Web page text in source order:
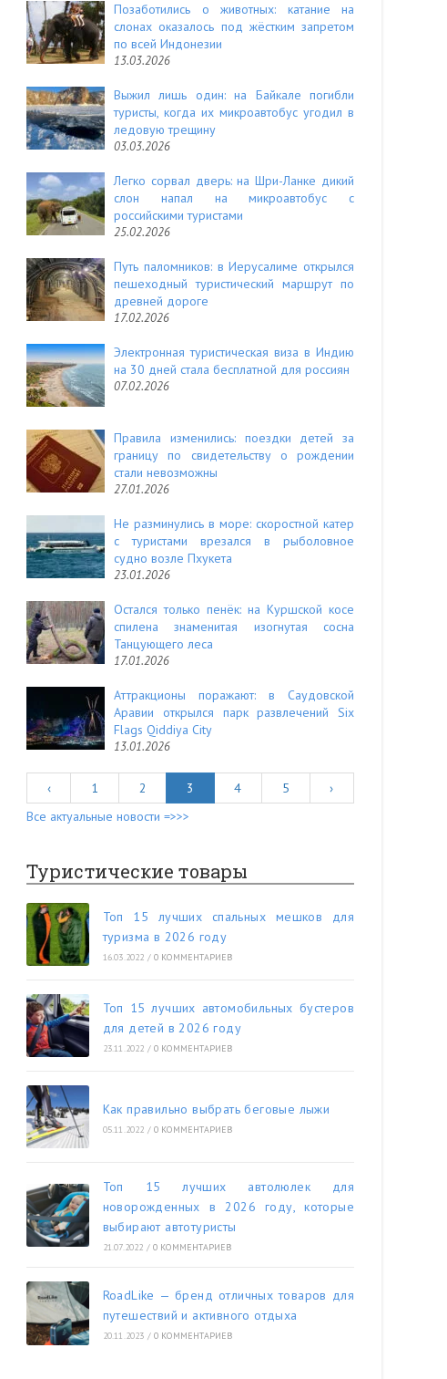
Позаботились о животных: катание на
слонах оказалось под жёстким запретом
по всей Индонезии
13.03.2026
Выжил лишь один: на Байкале погибли
туристы, когда их микроавтобус угодил в
ледовую трещину
03.03.2026
Легко сорвал дверь: на Шри-Ланке дикий
слон напал на микроавтобус с
российскими туристами
25.02.2026
Путь паломников: в Иерусалиме открылся
пешеходный туристический маршрут по
древней дороге
17.02.2026
Электронная туристическая виза в Индию
на 30 дней стала бесплатной для россиян
07.02.2026
Правила изменились: поездки детей за
границу по свидетельству о рождении
стали невозможны
27.01.2026
Не разминулись в море: скоростной катер
с туристами врезался в рыболовное
судно возле Пхукета
23.01.2026
Остался только пенёк: на Куршской косе
спилена знаменитая изогнутая сосна
Танцующего леса
17.01.2026
Аттракционы поражают: в Саудовской
Аравии открылся парк развлечений Six
Flags Qiddiya City
13.01.2026
‹ 1 2 3 4 5
›
Все актуальные новости =>>>
Туристические товары
Топ 15 лучших спальных мешков для
туризма в 2026 году
16.03.2022 / 0 КОММЕНТАРИЕВ
Топ 15 лучших автомобильных бустеров
для детей в 2026 году
23.11.2022 / 0 КОММЕНТАРИЕВ
Как правильно выбрать беговые лыжи
05.11.2022 / 0 КОММЕНТАРИЕВ
Топ 15 лучших автолюлек для
новорожденных в 2026 году, которые
выбирают автотуристы
21.07.2022 / 0 КОММЕНТАРИЕВ
RoadLike — бренд отличных товаров для
путешествий и активного отдыха
20.11.2023 / 0 КОММЕНТАРИЕВ